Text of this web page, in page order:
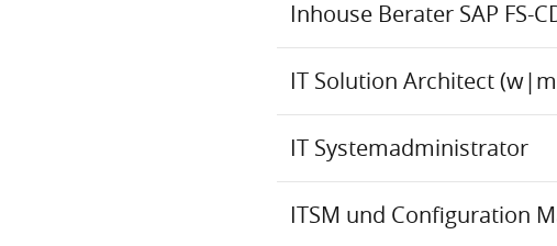
Inhouse Berater SAP FS-
IT Solution Architect
IT Systemadministrator
ITSM und Configuration